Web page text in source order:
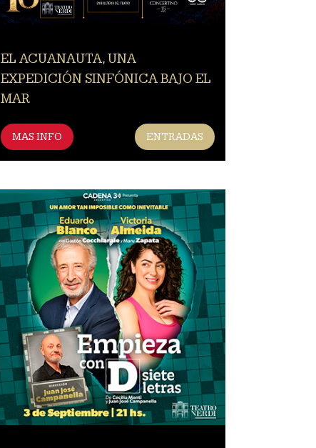
EL ACUANAUTA, UNA
EXPEDICIÓN SINFÓNICA BAJO EL
MAR
MAS INFO ENTRADAS